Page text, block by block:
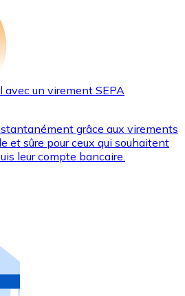
un virement SEPA
grâce aux virements
et sûre pour ceux qui souhaitent
leur compte bancaire.